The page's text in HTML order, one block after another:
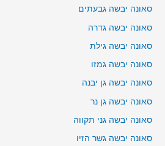
סאונה יבשה גבעתים
סאונה יבשה גדרה
סאונה יבשה גילת
סאונה יבשה גמזו
סאונה יבשה גן יבנה
סאונה יבשה גן נר
סאונה יבשה גני תקווה
סאונה יבשה גשר הזיו